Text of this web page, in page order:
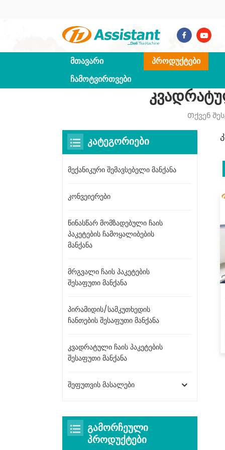
ᲛᲗᲐᲕᲐᲠᲘ ᲞᲠᲝᲓᲣᲥᲢᲔᲑᲘ
ᲩᲐᲛᲝᲢᲕᲘᲠᲗᲕᲔᲑᲘ
Თქვენ
ᲙᲐᲢᲔᲒᲝᲠᲘᲔᲑᲘ
მექანიკური შემავსებელი მანქანა
კონვეიერები
წინასწარ მომზადებული ჩაის
პაკეტების ჩამოყალიბების
მანქანა
მრგვალი ჩაის პაკეტების
შესაფუთი მანქანა
პირამიდის/სამკუთხედის
ჩანთების შესაფუთი მანქანა
კვადრატული ჩაის პაკეტების
შესაფუთი მანქანა
შეფუთვის მასალები
ᲒᲐᲛᲝᲠᲩᲔᲣᲚᲘ
ᲞᲠᲝᲓᲣᲥᲢᲔᲑᲘ